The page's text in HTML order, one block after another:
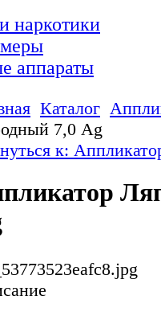
наркотики
аппараты
Каталог
7,0 Ag
к: